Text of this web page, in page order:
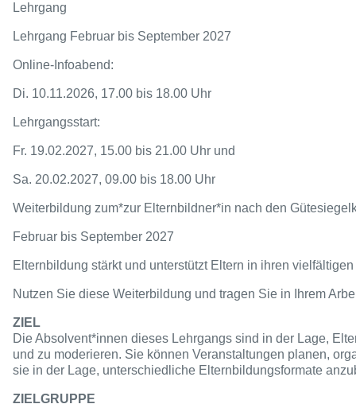
Lehrgang
Lehrgang Februar bis September 2027
Online-Infoabend:
Di. 10.11.2026, 17.00 bis 18.00 Uhr
Lehrgangsstart:
Fr. 19.02.2027, 15.00 bis 21.00 Uhr und
Sa. 20.02.2027, 09.00 bis 18.00 Uhr
Weiterbildung zum*zur Elternbildner*in nach den
Februar bis September 2027
Elternbildung stärkt und unterstützt Eltern in ihren
Nutzen Sie diese Weiterbildung und tragen Sie in Ihrem
ZIEL
Die Absolvent*innen dieses Lehrgangs sind in der Lage,
und zu moderieren. Sie können Veranstaltungen planen,
sie in der Lage, unterschiedliche Elternbildungsformate
ZIELGRUPPE